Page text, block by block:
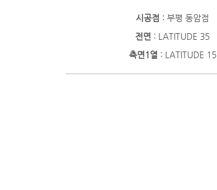
시공점 : 부평 동암점
전면 : LATITUDE 35
측면1열 : LATITUDE 15